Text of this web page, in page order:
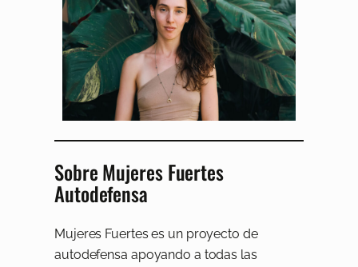
Sobre Mujeres Fuertes
Autodefensa
Mujeres Fuertes es un proyecto de
autodefensa apoyando a todas las